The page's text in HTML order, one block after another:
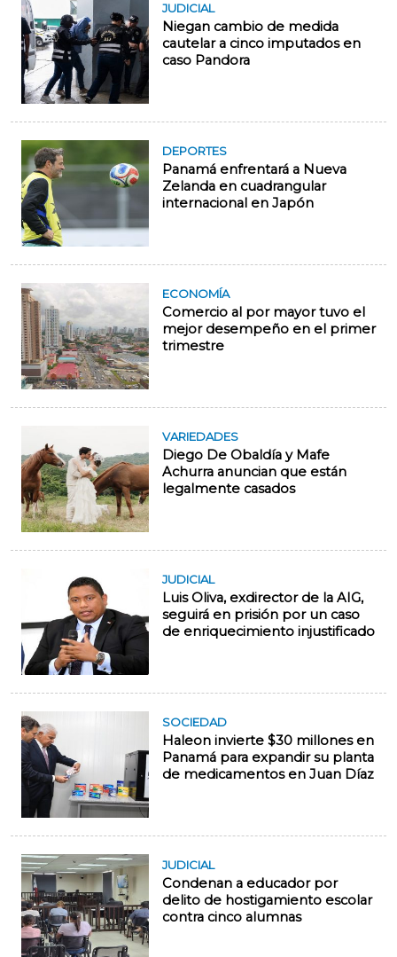
JUDICIAL
Niegan cambio de medida
cautelar a cinco imputados en
caso Pandora
DEPORTES
Panamá enfrentará a Nueva
Zelanda en cuadrangular
internacional en Japón
ECONOMÍA
Comercio al por mayor tuvo el
mejor desempeño en el primer
trimestre
VARIEDADES
Diego De Obaldía y Mafe
Achurra anuncian que están
legalmente casados
JUDICIAL
Luis Oliva, exdirector de la AIG,
seguirá en prisión por un caso
de enriquecimiento injustificado
SOCIEDAD
Haleon invierte $30 millones en
Panamá para expandir su planta
de medicamentos en Juan Díaz
JUDICIAL
Condenan a educador por
delito de hostigamiento escolar
contra cinco alumnas